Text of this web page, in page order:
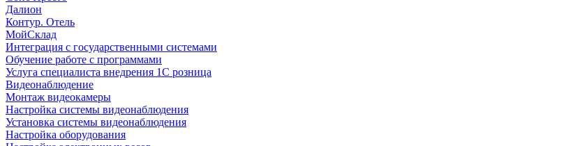
Далион
Контур. Отель
МойСклад
Интеграция с государственными системами
Обучение работе с программами
Услуга специалиста внедрения 1С розница
Видеонаблюдение
Монтаж видеокамеры
Настройка системы видеонаблюдения
Установка системы видеонаблюдения
Настройка оборудования